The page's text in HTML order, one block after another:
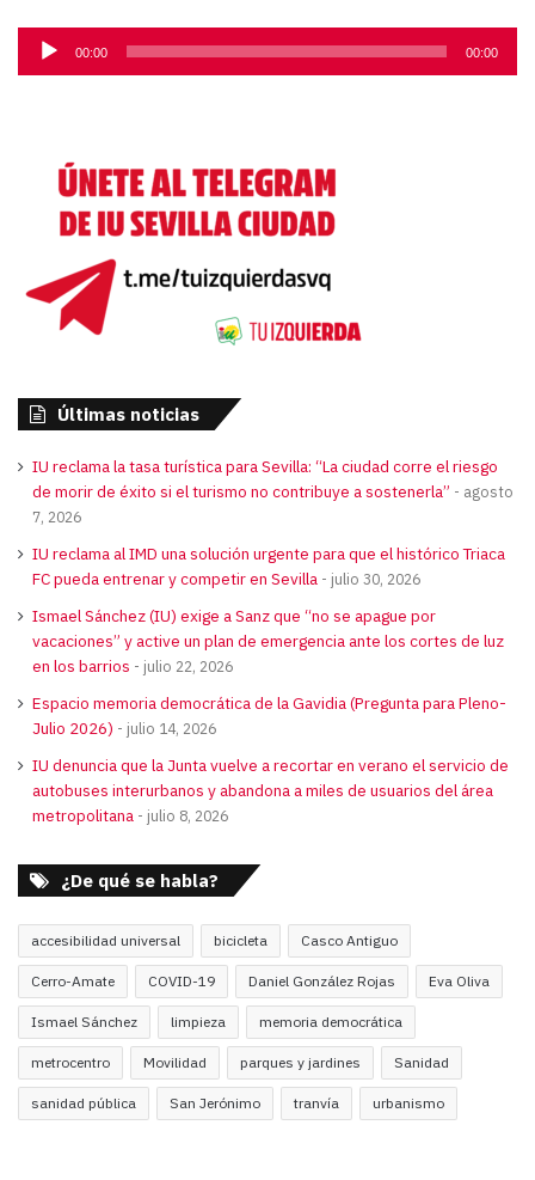
Reproductor
de
00:00 00:00
Últimas noticias
IU reclama la tasa turística para Sevilla: “La ciudad corre el riesgo
de morir de éxito si el turismo no contribuye a sostenerla”
agosto
7, 2026
IU reclama al IMD una solución urgente para que el histórico Triaca
FC pueda entrenar y competir en Sevilla
julio 30, 2026
Ismael Sánchez (IU) exige a Sanz que “no se apague por
vacaciones” y active un plan de emergencia ante los cortes de luz
en los barrios
julio 22, 2026
Espacio memoria democrática de la Gavidia (Pregunta para Pleno-
Julio 2026)
julio 14, 2026
IU denuncia que la Junta vuelve a recortar en verano el servicio de
autobuses interurbanos y abandona a miles de usuarios del área
metropolitana
julio 8, 2026
¿De qué se habla?
accesibilidad universal bicicleta Casco Antiguo
Cerro-Amate COVID-19 Daniel González Rojas Eva Oliva
Ismael Sánchez limpieza memoria democrática
metrocentro Movilidad parques y jardines Sanidad
sanidad pública San Jerónimo tranvía urbanismo